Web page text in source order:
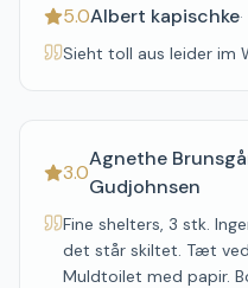
5.0Albert kapischke·
Sieht toll aus leider im
3.0
Agnethe
Gudjohnsen
Fine shelters, 3 stk.
det står skiltet. Tæt ved
Muldtoilet med papir.